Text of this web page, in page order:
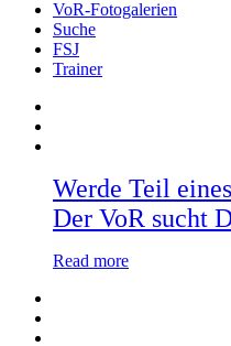
VoR-Fotogalerien
Suche
FSJ
Trainer
Werde Teil
Der VoR sucht
Read more